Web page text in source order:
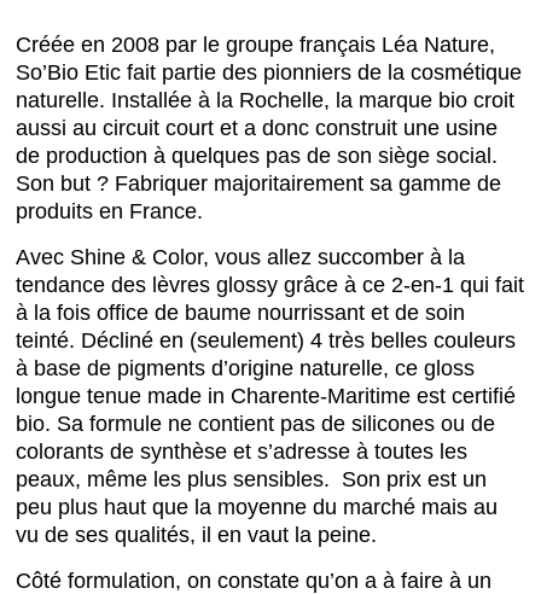
Créée en 2008 par le groupe français Léa Nature,
So’Bio Etic fait partie des pionniers de la cosmétique
naturelle. Installée à la Rochelle, la marque bio croit
aussi au circuit court et a donc construit une usine
de production à quelques pas de son siège social.
Son but ? Fabriquer majoritairement sa gamme de
produits en France.
Avec Shine & Color, vous allez succomber à la
tendance des lèvres glossy grâce à ce 2-en-1 qui fait
à la fois office de baume nourrissant et de soin
teinté. Décliné en (seulement) 4 très belles couleurs
à base de pigments d’origine naturelle, ce gloss
longue tenue made in Charente-Maritime est certifié
bio. Sa formule ne contient pas de silicones ou de
colorants de synthèse et s’adresse à toutes les
peaux, même les plus sensibles. Son prix est un
peu plus haut que la moyenne du marché mais au
vu de ses qualités, il en vaut la peine.
Côté formulation, on constate qu’on a à faire à un